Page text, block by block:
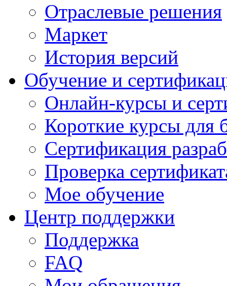
Отраслевые решения
Маркет
История версий
Обучение и
Онлайн-курсы и
Короткие курсы для
Сертификация
Проверка
Мое обучение
Центр поддержки
Поддержка
FAQ